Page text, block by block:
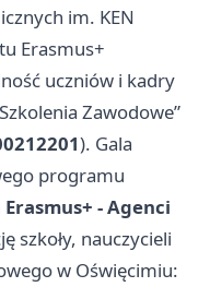
im. KEN
Erasmus+
uczniów i kadry
Zawodowe”
). Gala
programu
- Agenci
szkoły, nauczycieli
w Oświęcimiu: